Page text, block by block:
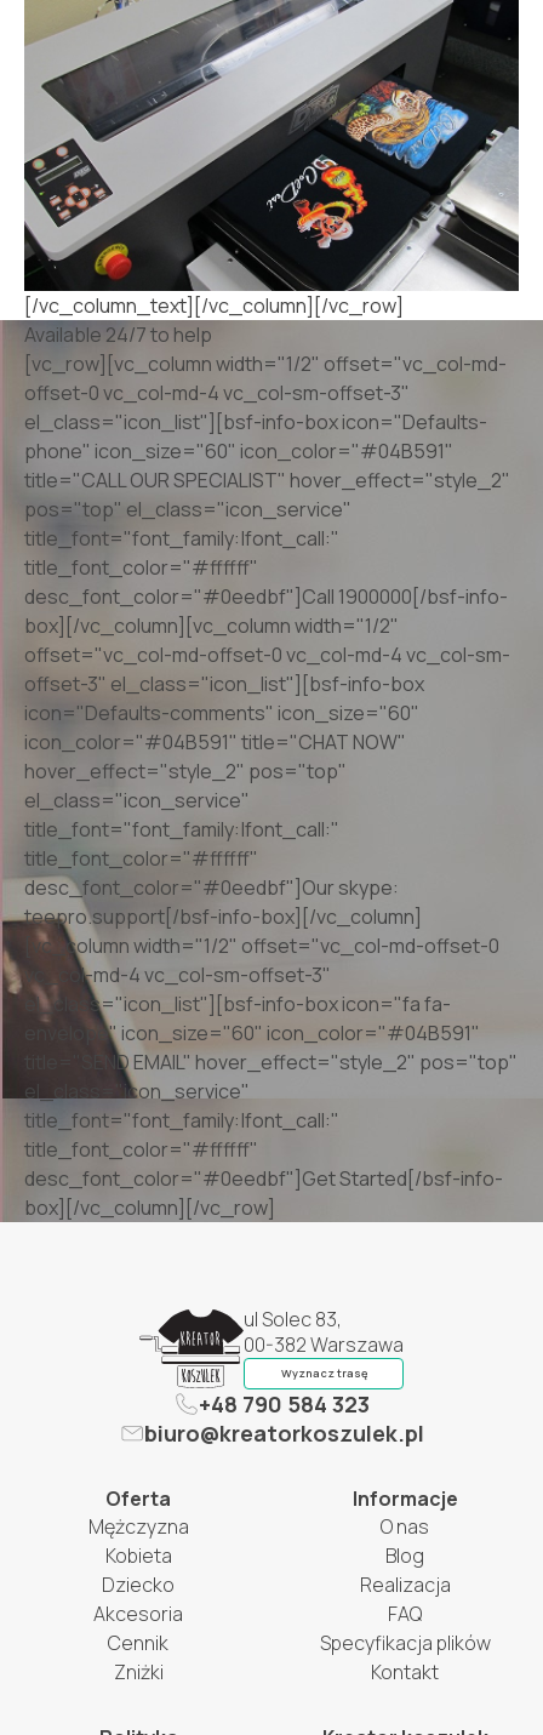
[/vc_column_text][/vc_column][/vc_row]
Available 24/7 to help
[vc_row][vc_column width="1/2" offset="vc_col-md-
offset-0 vc_col-md-4 vc_col-sm-offset-3"
el_class="icon_list"][bsf-info-box icon="Defaults-
phone" icon_size="60" icon_color="#04B591"
title="CALL OUR SPECIALIST" hover_effect="style_2"
pos="top" el_class="icon_service"
title_font="font_family:|font_call:"
title_font_color="#ffffff"
desc_font_color="#0eedbf"]Call 1900000[/bsf-info-
box][/vc_column][vc_column width="1/2"
offset="vc_col-md-offset-0 vc_col-md-4 vc_col-sm-
offset-3" el_class="icon_list"][bsf-info-box
icon="Defaults-comments" icon_size="60"
icon_color="#04B591" title="CHAT NOW"
hover_effect="style_2" pos="top"
el_class="icon_service"
title_font="font_family:|font_call:"
title_font_color="#ffffff"
desc_font_color="#0eedbf"]Our skype:
teepro.support[/bsf-info-box][/vc_column]
[vc_column width="1/2" offset="vc_col-md-offset-0
vc_col-md-4 vc_col-sm-offset-3"
el_class="icon_list"][bsf-info-box icon="fa fa-
envelope" icon_size="60" icon_color="#04B591"
title="SEND EMAIL" hover_effect="style_2" pos="top"
el_class="icon_service"
title_font="font_family:|font_call:"
title_font_color="#ffffff"
desc_font_color="#0eedbf"]Get Started[/bsf-info-
box][/vc_column][/vc_row]
+48 790 584 323
biuro@kreatorkoszulek.pl
ul Solec 83,
00-382 Warszawa
Wyznacz trasę
Oferta
Mężczyzna
Kobieta
Dziecko
Akcesoria
Cennik
Zniżki
Informacje
O nas
Blog
Realizacja
FAQ
Specyfikacja plików
Kontakt